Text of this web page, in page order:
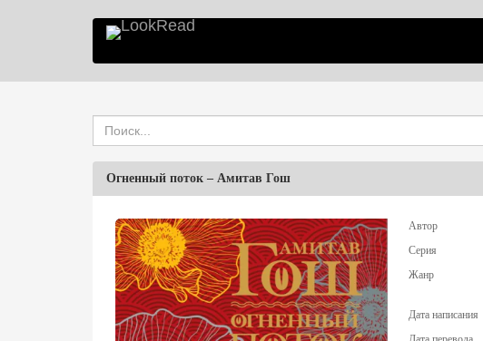
Огненный поток – Амитав Гош
Автор
Серия
Жанр
Дата написания